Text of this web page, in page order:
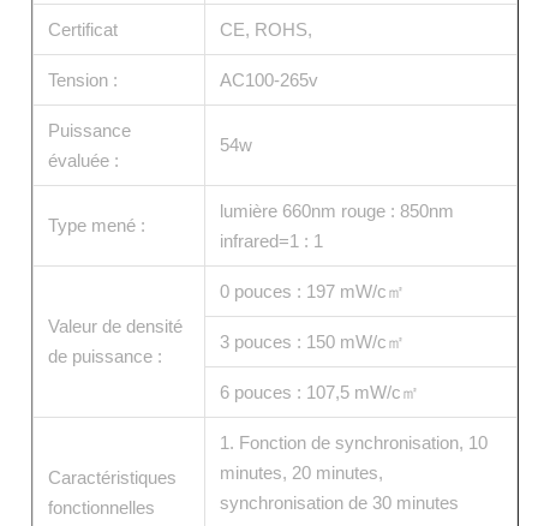
Certificat CE, ROHS,
Tension : AC100-265v
Puissance
évaluée :
54w
Type mené :
lumière 660nm rouge : 850nm
infrared=1 : 1
Valeur de densité
de puissance :
0 pouces : 197 mW/c㎡
3 pouces : 150 mW/c㎡
6 pouces : 107,5 mW/c㎡
Caractéristiques
fonctionnelles
1. Fonction de synchronisation, 10
minutes, 20 minutes,
synchronisation de 30 minutes